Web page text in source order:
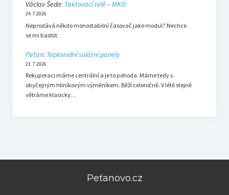
Václav Šeda: Taktovací relé – MKO
24.7.2026
Neprodává někdo monostabilní časovač jako modul? Nechce
se mi bastlit.
Peťan: Teplovodní solární panely
21.7.2026
Rekuperaci máme centrální a je to pohoda. Máme tedy s
obyčejným hliníkovým výměníkem. Běží celoročně. V létě stejně
větráme klasicky…
Peťanovo.cz